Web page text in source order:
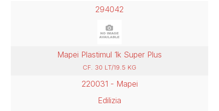
294042
Mapei Plastimul 1k Super Plus
CF. 30 LT/19.5 KG
220031 - Mapei
Edilizia